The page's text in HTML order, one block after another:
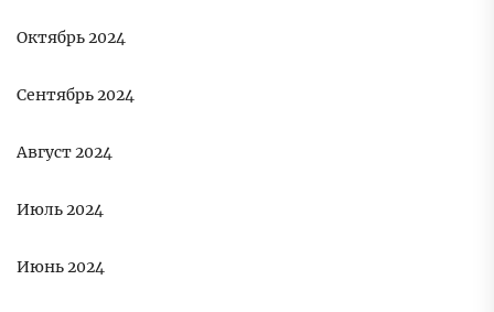
Октябрь 2024
Сентябрь 2024
Август 2024
Июль 2024
Июнь 2024